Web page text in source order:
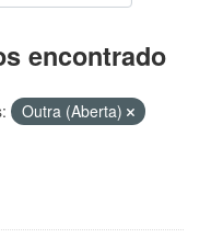
encontrado
Outra (Aberta)